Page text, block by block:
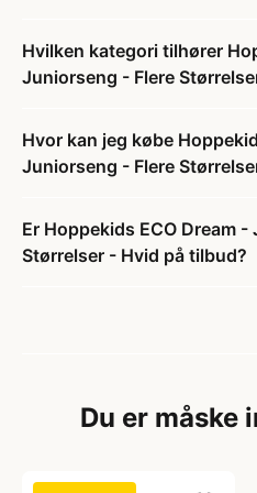
Hvilken kategori tilhører
Juniorseng - Flere
Hvor kan jeg købe
Juniorseng - Flere
Er Hoppekids ECO Dream
Størrelser - Hvid på tilbud?
Du er måske